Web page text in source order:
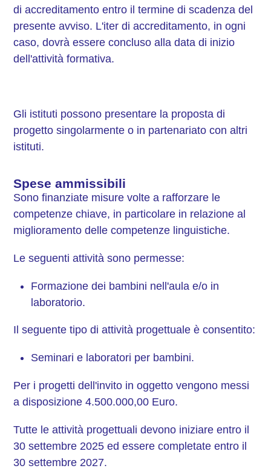
di accreditamento entro il termine di scadenza del
presente avviso. L'iter di accreditamento, in ogni
caso, dovrà essere concluso alla data di inizio
dell'attività formativa.
Gli istituti possono presentare la proposta di
progetto singolarmente o in partenariato con altri
istituti.
Spese ammissibili
Sono finanziate misure volte a rafforzare le
competenze chiave, in particolare in relazione al
miglioramento delle competenze linguistiche.
Le seguenti attività sono permesse:
Formazione dei bambini nell'aula e/o in
laboratorio.
Il seguente tipo di attività progettuale è consentito:
Seminari e laboratori per bambini.
Per i progetti dell'invito in oggetto vengono messi
a disposizione 4.500.000,00 Euro.
Tutte le attività progettuali devono iniziare entro il
30 settembre 2025 ed essere completate entro il
30 settembre 2027.